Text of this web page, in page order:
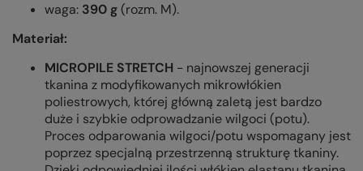
waga: 390 g(rozm. M).
Materiał:
MICROPILE STRETCH - najnowszej generacji
tkanina z modyfikowanych mikrowłókien
poliestrowych, której główną zaletą jest bardzo
duże i szybkie odprowadzanie wilgoci (potu).
Proces odparowania wilgoci/potu wspomagany jest
poprzez specjalną przestrzenną strukturę tkaniny.